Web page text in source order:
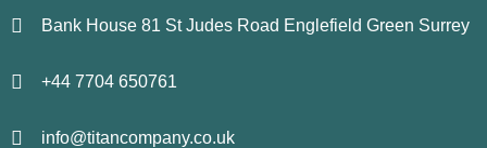
Bank House 81 St Judes Road Englefield Green Surrey
+44 7704 650761
info@titancompany.co.uk